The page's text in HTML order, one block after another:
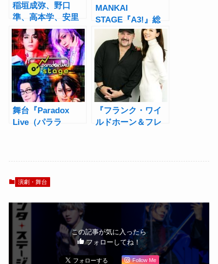
稲垣成弥、野口
準、高本学、安里
勇哉が新たなヒー
ローとして登場！
『エリオスライジ
ングヒーローズ』
第2弾開幕レポート
MANKAI
STAGE『A3!』総
まとめ！キャス
ト、配信サービ
ス、ファンクラブ|
エーステ情報一覧
【2.5次元舞台】
舞台『Paradox
Live（パララ
公開
『フランク・ワイ
ルドホーン＆フレ
も“クレイジー
（笑）”な現場だっ
たんだ」
演劇・舞台
この記事が気に入ったら
フォローしてね！
Follow Me